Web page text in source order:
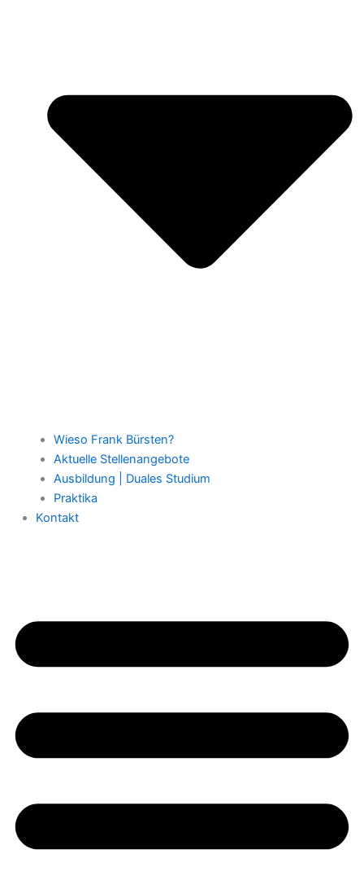
Wieso Frank Bürsten?
Aktuelle Stellenangebote
Ausbildung | Duales Studium
Praktika
Kontakt